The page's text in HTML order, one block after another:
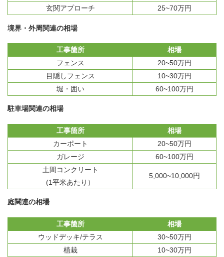
玄関アプローチ
25~70万円
境界・外周関連の相場
工事箇所
相場
フェンス
20~50万円
目隠しフェンス
10~30万円
堀・囲い
60~100万円
駐車場関連の相場
工事箇所
相場
カーポート
20~50万円
ガレージ
60~100万円
土間コンクリート
(1平米あたり）
5,000~10,000円
庭関連の相場
工事箇所
相場
ウッドデッキ/テラス
30~50万円
植栽
10~30万円